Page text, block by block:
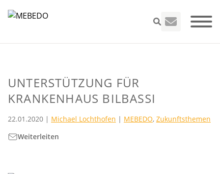
VEFK
UNTERSTÜTZUNG FÜR
KRANKENHAUS BILBASSI
22.01.2020 | Michael Lochthofen | MEBEDO, Zukunftsthemen
Weiterleiten